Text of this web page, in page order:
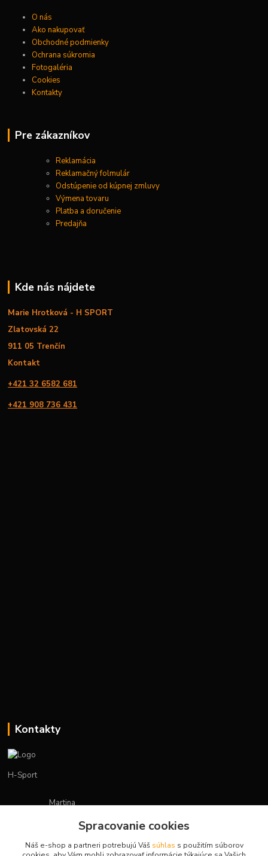
O nás
Ako nakupovať
Obchodné podmienky
Ochrana súkromia
Fotogaléria
Cookies
Kontakty
Pre zákazníkov
Reklamácia
Reklamačný folmulár
Odstúpenie od kúpnej zmluvy
Výmena tovaru
Platba a doručenie
Predajňa
Kde nás nájdete
Marie Hrotková - H SPORT
Zlatovská 22
911 05 Trenčín
Kontakt
+421 32 6582 681
+421 908 736 431
Kontakty
H-Sport
Martina
(Po-Pia, 7-15 hod.)
obchod.hsport@gmail.com
Spracovanie cookies
Náš e-shop a partneri potrebujú Váš súhlas s použitím súborov